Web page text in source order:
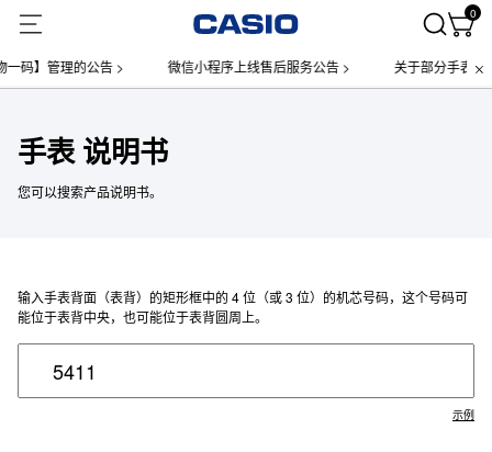
0
码】管理的公告 > 微信小程序上线售后服务公告 > 关于部分手表产
手表 说明书
您可以搜索产品说明书。
输入手表背面（表背）的矩形框中的 4 位（或 3 位）的机芯号码，这个号码可
能位于表背中央，也可能位于表背圆周上。
示例